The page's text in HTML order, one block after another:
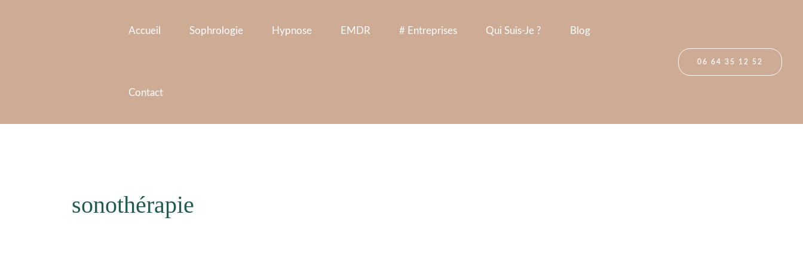
Accueil Sophrologie Hypnose EMDR # Entreprises Qui Suis-Je ? Blog
Contact
06 64 35 12 52
sonothérapie